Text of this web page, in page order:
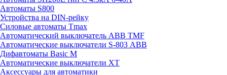
Автоматы S800
Устройства на DIN-рейку
Силовые автоматы Tmax
Автоматический выключатель ABB TMF
Автоматические выключатели S-803 АВВ
Дифавтоматы Basic M
Автоматические выключатели XT
Аксессуары для автоматики